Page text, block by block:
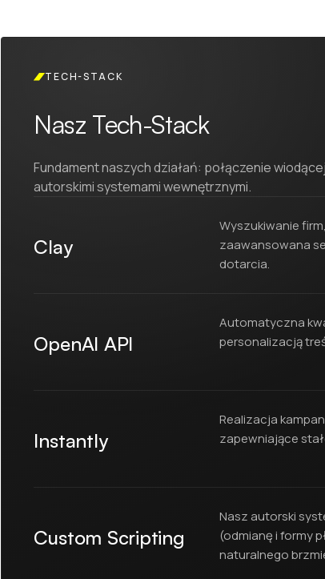
TECH-STACK
Nasz Tech-Stack
Fundament naszych działań: połączenie
autorskimi systemami wewnętrznymi.
Clay
Wyszukiwanie
zaawansowana
dotarcia.
OpenAI API
Automatyczna
personalizacją
Instantly
Realizacja
zapewniające
Custom Scripting
Nasz autorski
(odmianę i formy
naturalnego